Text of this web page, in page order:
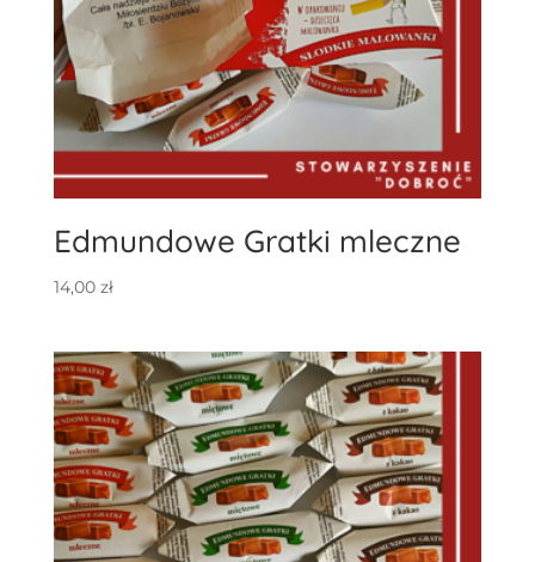
Edmundowe Gratki mleczne
14,00 zł